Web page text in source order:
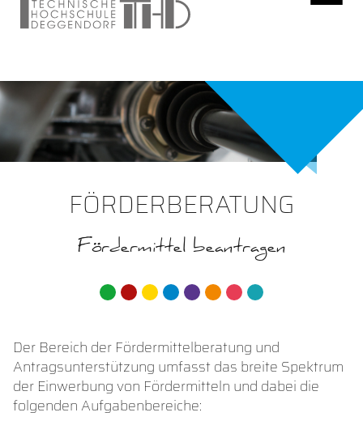
FÖRDERBERATUNG
Fördermittel beantragen
Der Bereich der Fördermittelberatung und
Antragsunterstützung umfasst das breite Spektrum
der Einwerbung von Fördermitteln und dabei die
folgenden Aufgabenbereiche: